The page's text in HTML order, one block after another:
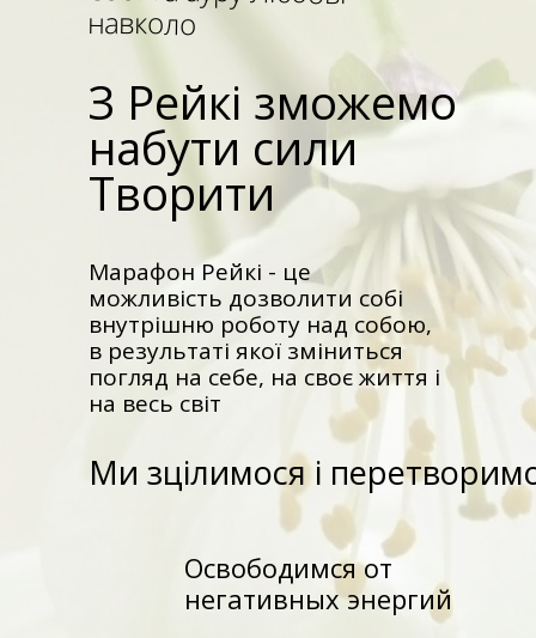
Марафон Рейкі - це
можливість дозволити собі
внутрішню роботу над собою,
в результаті якої зміниться
погляд на себе, на своє життя і
на весь світ
Ми зцілимося і
Освободимся от
негативных энергий
навколо
З Рейкі зможемо
набути сили
Творити